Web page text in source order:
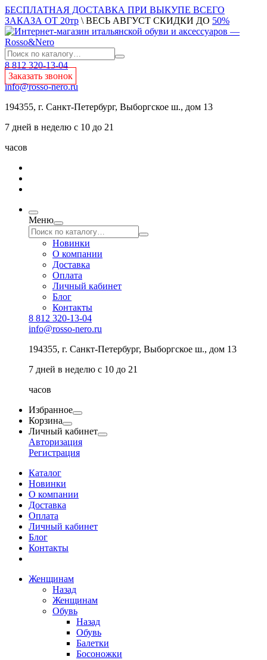
БЕСПЛАТНАЯ ДОСТАВКА ПРИ ВЫКУПЕ ВСЕГО
ЗАКАЗА ОТ 20тр \ ВЕСЬ АВГУСТ СКИДКИ ДО 50%
8 812 320-13-04
Заказать звонок
info@rosso-nero.ru
194355, г. Санкт-Петербург, Выборгское ш., дом 13
7 дней в неделю с 10 до 21
часов
Меню
Новинки
О компании
Доставка
Оплата
Личный кабинет
Блог
Контакты
8 812 320-13-04
info@rosso-nero.ru
194355, г. Санкт-Петербург, Выборгское ш., дом 13
7 дней в неделю с 10 до 21
часов
Избранное
Корзина
Личный кабинет
Авторизация
Регистрация
Каталог
Новинки
О компании
Доставка
Оплата
Личный кабинет
Блог
Контакты
Женщинам
Назад
Женщинам
Обувь
Назад
Обувь
Балетки
Босоножки